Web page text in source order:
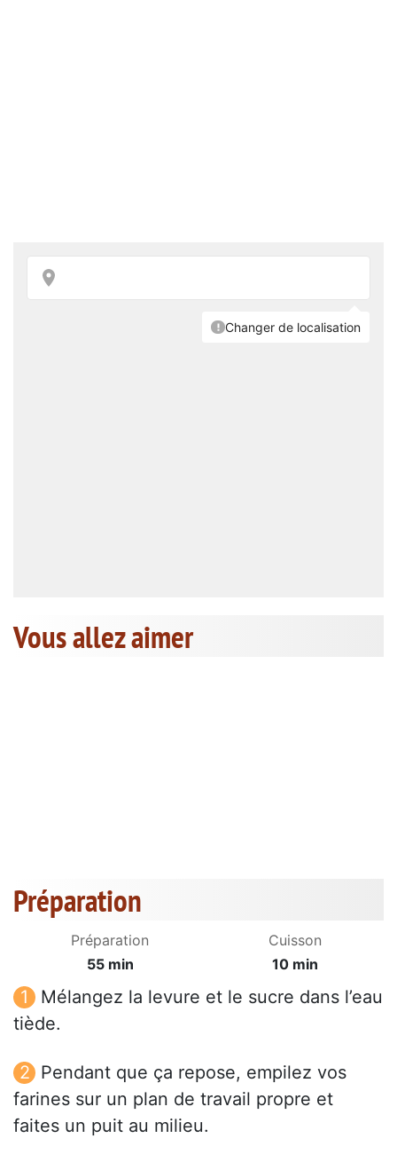
Vous allez aimer
Préparation
Préparation
55 min
Cuisson
10 min
Mélangez la levure et le sucre dans l’eau
tiède.
Pendant que ça repose, empilez vos
farines sur un plan de travail propre et
faites un puit au milieu.